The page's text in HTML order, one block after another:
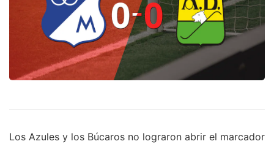
Los Azules y los Búcaros no lograron abrir el marcador